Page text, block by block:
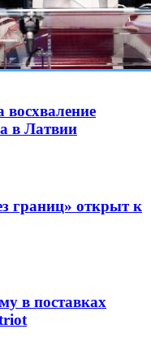
в Латвии
границ» открыт к
в поставках